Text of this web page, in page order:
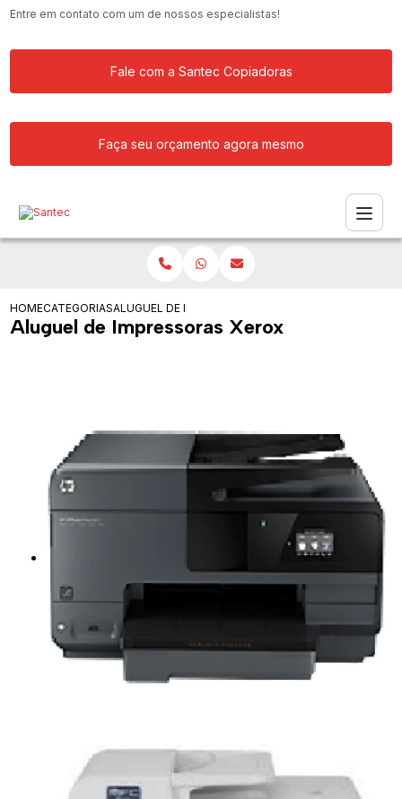
Entre em contato com um de nossos especialistas!
Fale com a Santec Copiadoras
Faça seu orçamento agora mesmo
HOMECATEGORIASALUGUEL DE IMPRESSORAS XEROX
Aluguel de Impressoras Xerox